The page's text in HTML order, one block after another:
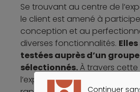
Se trouvant au centre de
le client est amené à
conception et au
diverses fonctionnalités.
testées auprès d’un
sélectionnés.À travers
l’expérience utilisateur
Continuer